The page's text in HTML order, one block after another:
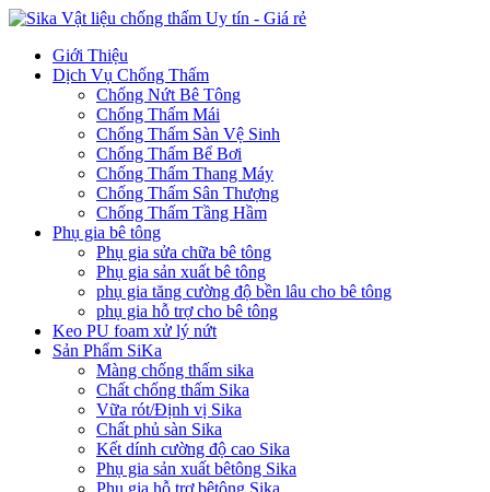
Giới Thiệu
Dịch Vụ Chống Thấm
Chống Nứt Bê Tông
Chống Thấm Mái
Chống Thấm Sàn Vệ Sinh
Chống Thấm Bể Bơi
Chống Thấm Thang Máy
Chống Thấm Sân Thượng
Chống Thấm Tầng Hầm
Phụ gia bê tông
Phụ gia sửa chữa bê tông
Phụ gia sản xuất bê tông
phụ gia tăng cường độ bền lâu cho bê tông
phụ gia hỗ trợ cho bê tông
Keo PU foam xử lý nứt
Sản Phẩm SiKa
Màng chống thấm sika
Chất chống thấm Sika
Vữa rót/Định vị Sika
Chất phủ sàn Sika
Kết dính cường độ cao Sika
Phụ gia sản xuất bêtông Sika
Phụ gia hỗ trợ bêtông Sika